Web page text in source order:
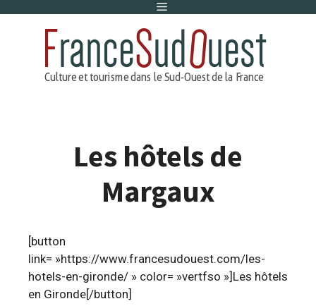
Menu
Les hôtels de
Margaux
[button
link= »https://www.francesudouest.com/les-
hotels-en-gironde/ » color= »vertfso »]Les hôtels
en Gironde[/button]